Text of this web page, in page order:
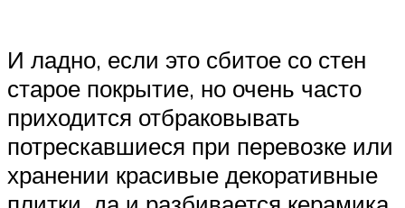
И ладно, если это сбитое со стен
старое покрытие, но очень часто
приходится отбраковывать
потрескавшиеся при перевозке или
хранении красивые декоративные